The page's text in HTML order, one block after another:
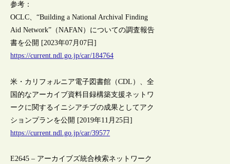
参考：
OCLC、“Building a National Archival Finding
Aid Network”（NAFAN）についての調査報告
書を公開 [2023年07月07日]
https://current.ndl.go.jp/car/184764
米・カリフォルニア電子図書館（CDL）、全
国的なアーカイブ資料目録構築支援ネットワ
ークに関するイニシアチブの成果としてアク
ションプランを公開 [2019年11月25日]
https://current.ndl.go.jp/car/39577
E2645 – アーカイブズ統合検索ネットワーク